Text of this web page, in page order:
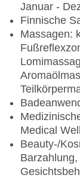
Januar -
Finnische
Massagen:
Medical
Beauty-/